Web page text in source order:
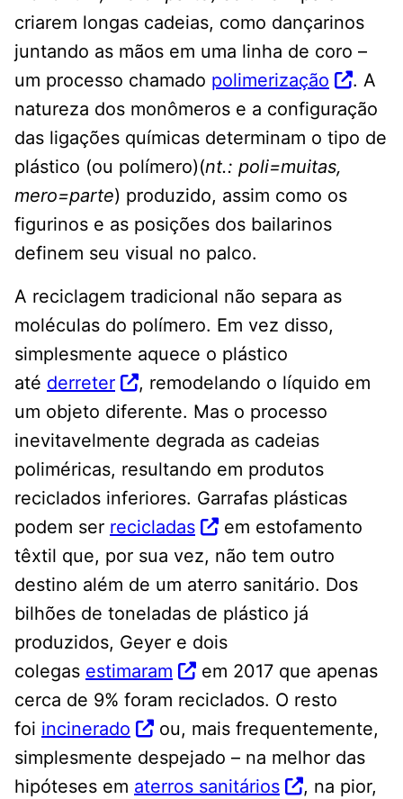
criarem longas cadeias, como dançarinos
juntando as mãos em uma linha de coro –
um processo chamado polimerização
. A
natureza dos monômeros e a configuração
das ligações químicas determinam o tipo de
plástico (ou polímero)(nt.: poli=muitas,
mero=parte) produzido, assim como os
figurinos e as posições dos bailarinos
definem seu visual no palco.
A reciclagem tradicional não separa as
moléculas do polímero. Em vez disso,
simplesmente aquece o plástico
até derreter
, remodelando o líquido em
um objeto diferente. Mas o processo
inevitavelmente degrada as cadeias
poliméricas, resultando em produtos
reciclados inferiores. Garrafas plásticas
podem ser recicladas
em estofamento
têxtil que, por sua vez, não tem outro
destino além de um aterro sanitário. Dos
bilhões de toneladas de plástico já
produzidos, Geyer e dois
colegas estimaram
em 2017 que apenas
cerca de 9% foram reciclados. O resto
foi incinerado
ou, mais frequentemente,
simplesmente despejado – na melhor das
hipóteses em aterros sanitários
, na pior,